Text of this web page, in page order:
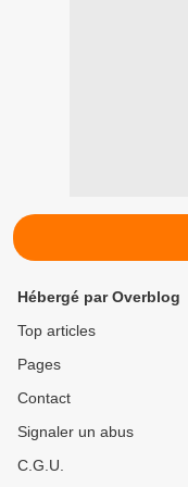
Hébergé par Overblog
Top articles
Pages
Contact
Signaler un abus
C.G.U.